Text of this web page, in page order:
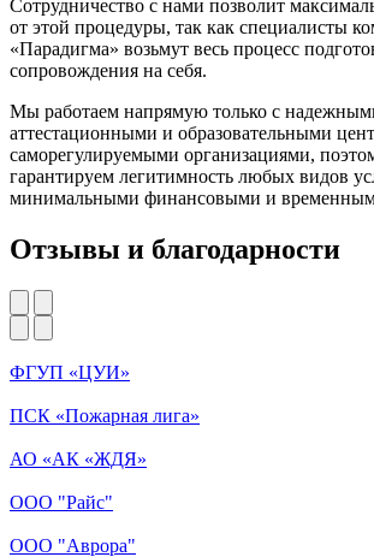
Сотрудничество с нами позволит
от этой процедуры, так как специалисты
«Парадигма» возьмут весь процесс
сопровождения на себя.
Мы работаем напрямую только с
аттестационными и образовательными
саморегулируемыми организациями,
гарантируем легитимность любых видов
минимальными финансовыми и
Отзывы и благодарности
ФГУП «ЦУИ»
ПСК «Пожарная лига»
АО «АК «ЖДЯ»
ООО "Райс"
ООО "Аврора"